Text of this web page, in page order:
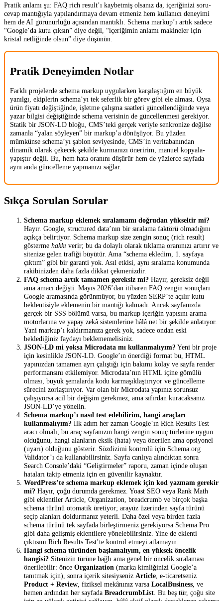
Pratik anlamı şu: FAQ rich result’ı kaybetmiş olsanız da, içeriğinizi soru-
cevap mantığıyla yapılandırmaya devam etmeniz hem kullanıcı deneyimi
hem de AI görünürlüğü açısından mantıklı. Schema markup’ı artık sadece
“Google’da kutu çıksın” diye değil, “içeriğimin anlamı makineler için
kristal netliğinde olsun” diye düşünün.
Pratik Deneyimden Notlar
Farklı projelerde schema markup uygularken karşılaştığım en büyük
yanılgı, ekiplerin schema’yı tek seferlik bir görev gibi ele alması. Oysa
ürün fiyatı değiştiğinde, işletme çalışma saatleri güncellendiğinde veya
yazar bilgisi değiştiğinde schema verisinin de güncellenmesi gerekiyor.
Statik bir JSON-LD bloğu, CMS’teki gerçek veriyle senkronize değilse
zamanla “yalan söyleyen” bir markup’a dönüşüyor. Bu yüzden
mümkünse schema’yı şablon seviyesinde, CMS’in veritabanından
dinamik olarak çekecek şekilde kurmanızı öneririm, manuel kopyala-
yapıştır değil. Bu, hem hata oranını düşürür hem de yüzlerce sayfada
aynı anda güncelleme yapmanızı sağlar.
Sıkça Sorulan Sorular
Schema markup eklemek sıralamamı doğrudan yükseltir mi?
Hayır. Google, structured data’nın bir sıralama faktörü olmadığını
açıkça belirtiyor. Schema markup size zengin sonuç (rich result)
gösterme hakkı verir; bu da dolaylı olarak tıklama oranınızı artırır ve
sitenize gelen trafiği büyütür. Ama “schema ekledim, 1. sayfaya
çıktım” gibi bir garanti yok. Asıl etkisi, aynı sıralama konumunda
rakibinizden daha fazla dikkat çekmenizdir.
FAQ schema artık tamamen gereksiz mi? Hayır, gereksiz değil
ama amacı değişti. Mayıs 2026’dan itibaren FAQ zengin sonuçları
Google aramasında görünmüyor, bu yüzden SERP’te açılır kutu
beklentisiyle eklemenin bir mantığı kalmadı. Ancak sayfanızda
gerçek bir SSS bölümü varsa, bu markup içeriğin yapısını arama
motorlarına ve yapay zekâ sistemlerine hâlâ net bir şekilde anlatıyor.
Yani markup’ı kaldırmanıza gerek yok, sadece ondan eski
beklediğiniz faydayı beklememelisiniz.
JSON-LD mi yoksa Microdata mı kullanmalıyım?Yeni bir proje
için kesinlikle JSON-LD. Google’ın önerdiği format bu, HTML
yapınızdan tamamen ayrı çalıştığı için bakımı kolay ve sayfa render
performansını etkilemiyor. Microdata’nın HTML içine gömülü
olması, büyük şemalarda kodu karmaşıklaştırıyor ve güncelleme
sürecini zorlaştırıyor. Var olan bir Microdata yapınız sorunsuz
çalışıyorsa acil bir değişim gerekmez, ama sıfırdan kuracaksanız
JSON-LD’ye yönelin.
Schema markup’ı nasıl test edebilirim, hangi araçları
kullanmalıyım? İlk adım her zaman Google’ın Rich Results Test
aracı olmalı; bu araç sayfanızın hangi zengin sonuç türlerine uygun
olduğunu, hangi alanların eksik (hata) veya önerilen ama opsiyonel
(uyarı) olduğunu gösterir. Sözdizimi kontrolü için Schema.org
Validator’ı da kullanabilirsiniz. Sayfa canlıya alındıktan sonra
Search Console’daki “Geliştirmeler” raporu, zaman içinde oluşan
hataları takip etmeniz için en güvenilir kaynaktır.
WordPress’te schema markup eklemek için kod yazmam gerekir
mi? Hayır, çoğu durumda gerekmez. Yoast SEO veya Rank Math
gibi eklentiler Article, Organization, breadcrumb ve birçok başka
schema türünü otomatik üretiyor; arayüz üzerinden sayfa türünü
seçip alanları doldurmanız yeterli. Daha özel veya birden fazla
schema türünü tek sayfada birleştirmeniz gerekiyorsa Schema Pro
gibi daha gelişmiş eklentilere yönelebilirsiniz. Yine de eklenti
çıktısını Rich Results Test’te kontrol etmeyi atlamayın.
Hangi schema türünden başlamalıyım, en yüksek öncelik
hangisi? Sitenizin türüne bağlı ama genel bir öncelik sıralaması
önerilebilir: önce Organization (marka kimliğinizi Google’a
tanıtmak için), sonra içerik sitesiyseniz Article , e-ticaretseniz
Product + Review , fiziksel mekânınız varsa LocalBusiness , ve
hemen ardından her sayfada BreadcrumbList . Bu beş tür, çoğu site